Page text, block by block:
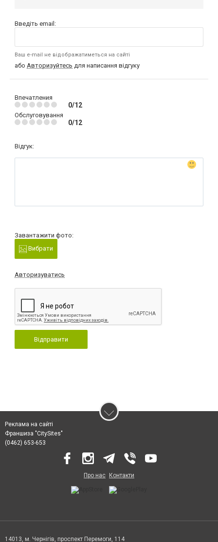
Введіть email:
Ваш e-mail не відображатиметься на сайті
або Авторизуйтесь для написання відгуку
Впечатления
0/12
Обслуговування
0/12
Відгук:
Завантажити фото:
Вибрати
Авторизуватись
Відправити
Реклама на сайті
Франшиза "CitySites"
(0462) 653-653
Про нас Контакти
14013, м. Чернігів, проспект Перемоги, 114